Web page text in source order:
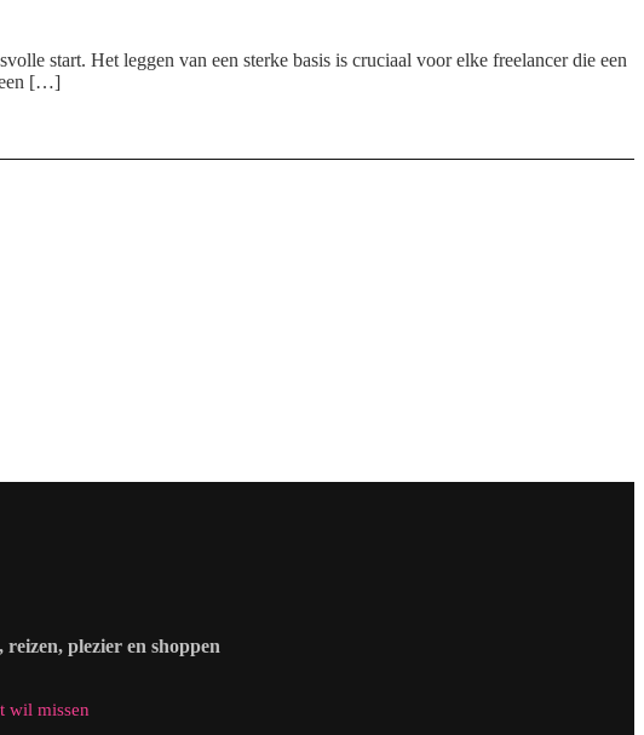
start. Het leggen van een sterke basis is cruciaal voor elke freelancer die een
een […]
plezier en shoppen
wil missen